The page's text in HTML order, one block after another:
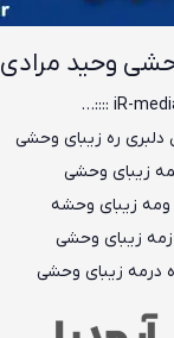
وحید مرادی
دلبری ره زیبای وحشی
زیبای وحشی
ومه زیبای وحشه
زیبای وحشی
زیبای وحشی